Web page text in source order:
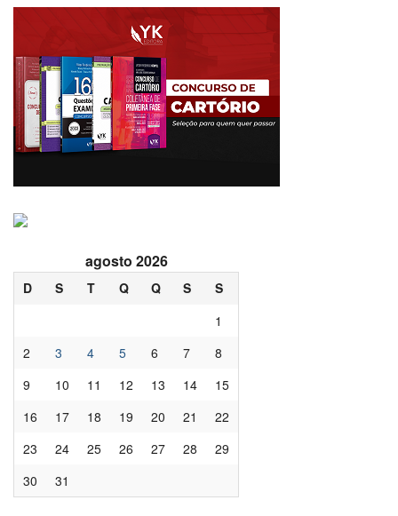
agosto 2026
D S T Q Q S
S
1
2
3 4 5 6 7
8
9
10 11 12 13 14
15
16
17 18 19 20 21
22
23
24 25 26 27 28
29
30
31